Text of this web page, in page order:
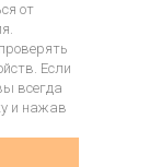
от
Если
всегда
и нажав